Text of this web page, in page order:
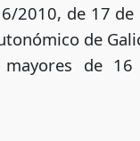
2010, de 17
de
mayores de